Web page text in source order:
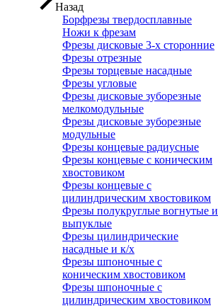
Назад
Борфрезы твердосплавные
Ножи к фрезам
Фрезы дисковые 3-х сторонние
Фрезы отрезные
Фрезы торцевые насадные
Фрезы угловые
Фрезы дисковые зуборезные
мелкомодульные
Фрезы дисковые зуборезные
модульные
Фрезы концевые радиусные
Фрезы концевые с коническим
хвостовиком
Фрезы концевые с
цилиндрическим хвостовиком
Фрезы полукруглые вогнутые и
выпуклые
Фрезы цилиндрические
насадные и к/х
Фрезы шпоночные с
коническим хвостовиком
Фрезы шпоночные с
цилиндрическим хвостовиком